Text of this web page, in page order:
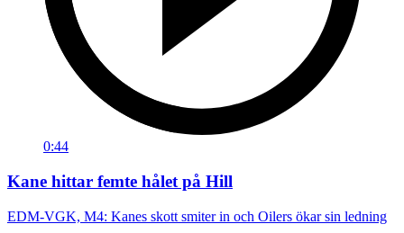
0:44
Kane hittar femte hålet på Hill
EDM-VGK, M4: Kanes skott smiter in och Oilers ökar sin ledning